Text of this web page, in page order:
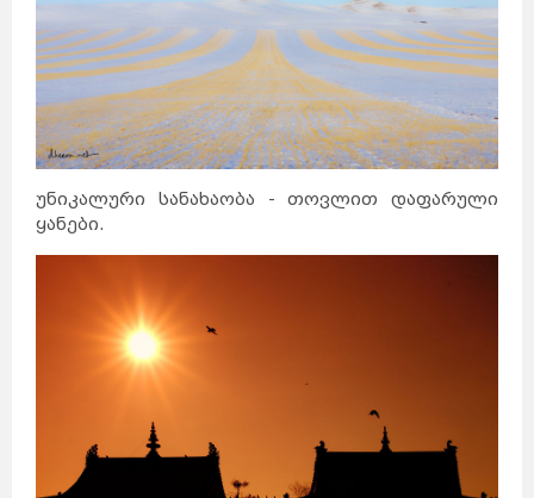
უნიკალური სანახაობა - თოვლით დაფარული
ყანები.